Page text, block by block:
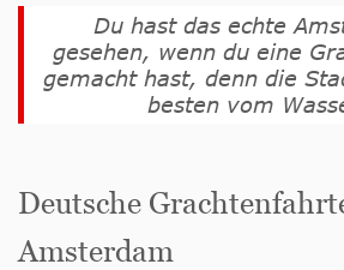
Du hast das echte
gesehen, wenn du eine
gemacht hast, denn die
besten vom
Deutsche
Amsterdam